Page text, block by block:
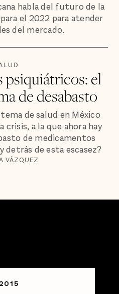
habla del futuro de la
el 2022 para atender
del mercado.
el
de desabasto
de salud en México
a la que ahora hay
de medicamentos
detrás de esta escasez?
VÁZQUEZ